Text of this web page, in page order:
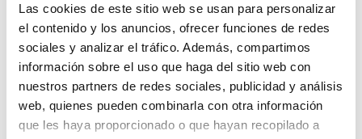
Las cookies de este sitio web se usan para personalizar
el contenido y los anuncios, ofrecer funciones de redes
sociales y analizar el tráfico. Además, compartimos
información sobre el uso que haga del sitio web con
nuestros partners de redes sociales, publicidad y análisis
web, quienes pueden combinarla con otra información
que les haya proporcionado o que hayan recopilado a
Lo que hace una década era algo excepcional, parece que ya
no lo es tanto. Que por ejemplo un hombre de edad provecta
acuda a la consulta del especialista para interesarse por los
métodos para mejorar su vida sexual.
Sigue leyendo →
bomba de vacío cáncer de próstata cardiopatía isquémica cialis
diabetes